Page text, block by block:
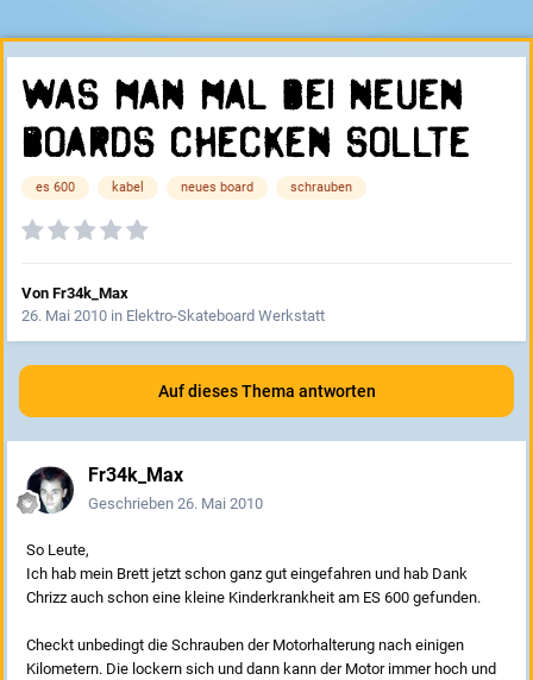
Was man mal bei neuen
Boards checken sollte
es 600 kabel neues board schrauben
Von Fr34k_Max
26. Mai 2010 in Elektro-Skateboard Werkstatt
Auf dieses Thema antworten
Fr34k_Max
Geschrieben 26. Mai 2010
So Leute,
Ich hab mein Brett jetzt schon ganz gut eingefahren und hab Dank
Chrizz auch schon eine kleine Kinderkrankheit am ES 600 gefunden.
Checkt unbedingt die Schrauben der Motorhalterung nach einigen
Kilometern. Die lockern sich und dann kann der Motor immer hoch und